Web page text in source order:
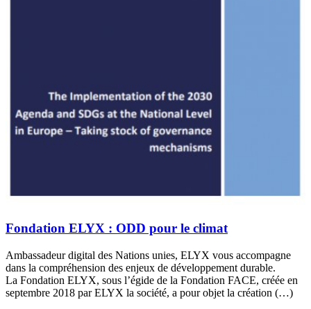
Fondation ELYX : ODD pour le climat
Ambassadeur digital des Nations unies, ELYX vous accompagne
dans la compréhension des enjeux de développement durable.
La Fondation ELYX, sous l’égide de la Fondation FACE, créée en
septembre 2018 par ELYX la société, a pour objet la création (…)